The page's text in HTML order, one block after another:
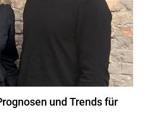
und Trends für